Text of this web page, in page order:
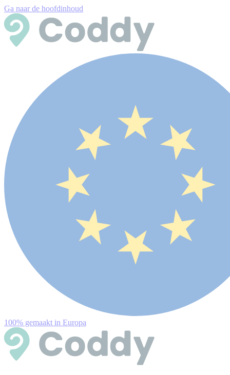
Ga naar de hoofdinhoud
100% gemaakt in Europa